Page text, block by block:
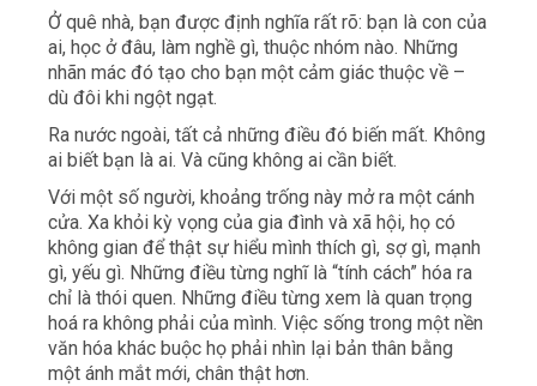
Ở quê nhà, bạn được định nghĩa rất rõ: bạn là con của
ai, học ở đâu, làm nghề gì, thuộc nhóm nào. Những
nhãn mác đó tạo cho bạn một cảm giác thuộc về –
dù đôi khi ngột ngạt.
Ra nước ngoài, tất cả những điều đó biến mất. Không
ai biết bạn là ai. Và cũng không ai cần biết.
Với một số người, khoảng trống này mở ra một cánh
cửa. Xa khỏi kỳ vọng của gia đình và xã hội, họ có
không gian để thật sự hiểu mình thích gì, sợ gì, mạnh
gì, yếu gì. Những điều từng nghĩ là “tính cách” hóa ra
chỉ là thói quen. Những điều từng xem là quan trọng
hoá ra không phải của mình. Việc sống trong một nền
văn hóa khác buộc họ phải nhìn lại bản thân bằng
một ánh mắt mới, chân thật hơn.